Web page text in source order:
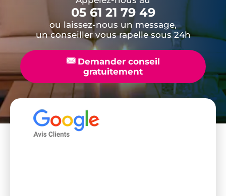
05 61 21 79 49
ou laissez-nous un message,
un conseiller vous rapelle sous 24h
📧Demander conseil
gratuitement